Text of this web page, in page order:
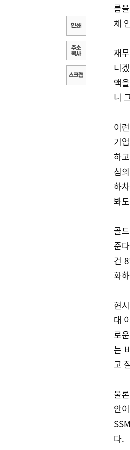
름
체
재
니
액
니
이
기
하
심
하
봐
골
준
건
화
현
대
로
는
고
물
안
다.